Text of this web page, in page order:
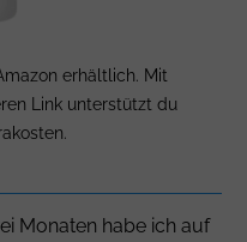
erhältlich. Mit
Link unterstützt du
Monaten habe ich auf